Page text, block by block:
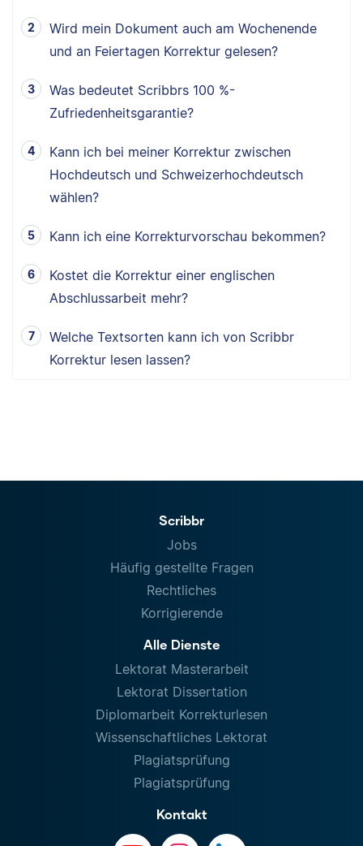
Wird mein Dokument auch am Wochenende
und an Feiertagen Korrektur gelesen?
Was bedeutet Scribbrs 100 %-
Zufriedenheitsgarantie?
Kann ich bei meiner Korrektur zwischen
Hochdeutsch und Schweizerhochdeutsch
wählen?
Kann ich eine Korrekturvorschau bekommen?
Kostet die Korrektur einer englischen
Abschlussarbeit mehr?
Welche Textsorten kann ich von Scribbr
Korrektur lesen lassen?
Scribbr
Jobs
Häufig gestellte Fragen
Rechtliches
Korrigierende
Alle Dienste
Lektorat Masterarbeit
Lektorat Dissertation
Diplomarbeit Korrekturlesen
Wissenschaftliches Lektorat
Plagiatsprüfung
Plagiatsprüfung
Kontakt